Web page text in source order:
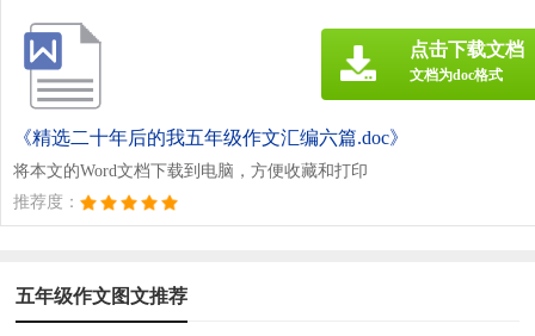
《精选二十年后的我五年级作文汇编六篇.doc》
将本文的Word文档下载到电脑，方便收藏和打印
推荐度：
点击下载文档
文档为doc格式
五年级作文图文推荐